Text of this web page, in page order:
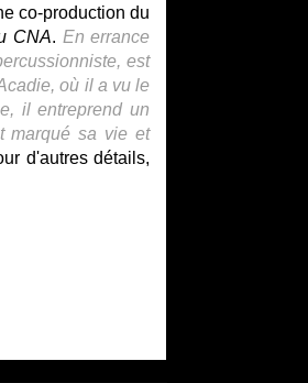
co-production du
CNA. En errance
est
où il a vu le
il entreprend un
marqué sa vie et
d'autres détails,